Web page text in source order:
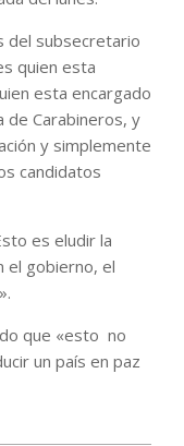
del subsecretario
quien esta
esta encargado
de Carabineros, y
y simplemente
candidatos
es eludir la
el gobierno, el
que «esto no
un país en paz